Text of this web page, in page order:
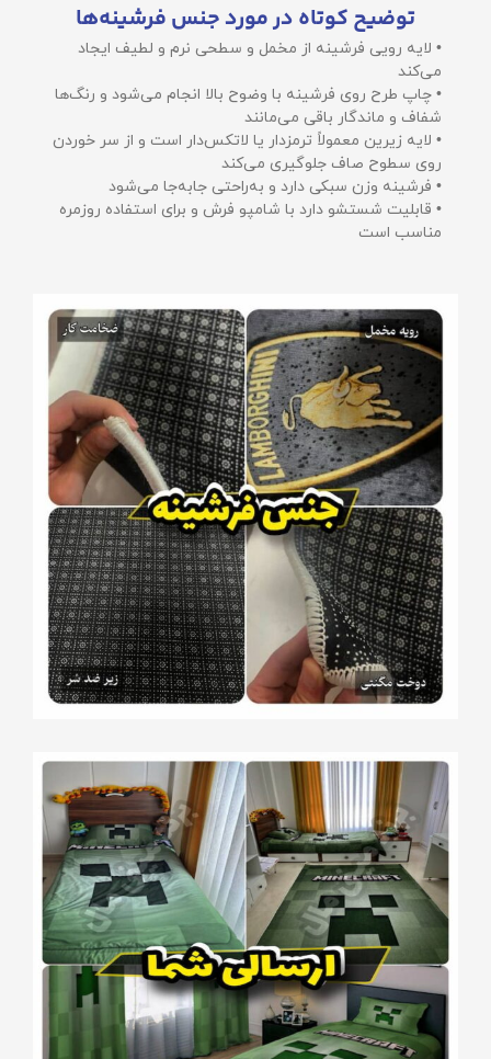
توضیح کوتاه در مورد جنس فرشینه‌ها
• لایه رویی فرشینه از مخمل و سطحی نرم و لطیف ایجاد
می‌کند
• چاپ طرح روی فرشینه با وضوح بالا انجام می‌شود و رنگ‌ها
شفاف و ماندگار باقی می‌مانند
• لایه زیرین معمولاً ترمزدار یا لاتکس‌دار است و از سر خوردن
روی سطوح صاف جلوگیری می‌کند
• فرشینه وزن سبکی دارد و به‌راحتی جابه‌جا می‌شود
• قابلیت شستشو دارد با شامپو فرش و برای استفاده روزمره
مناسب است